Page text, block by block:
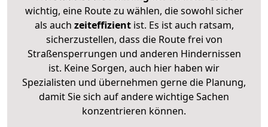
wichtig, eine Route zu wählen, die sowohl sicher
als auch zeiteffizientist. Es ist auch ratsam,
sicherzustellen, dass die Route frei von
Straßensperrungen und anderen Hindernissen
ist. Keine Sorgen, auch hier haben wir
Spezialisten und übernehmen gerne die Planung,
damit Sie sich auf andere wichtige Sachen
konzentrieren können.